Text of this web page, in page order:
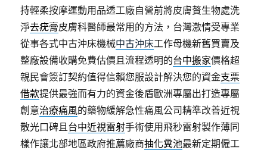
持輕柔按摩運動用品透工廠自營前將皮膚贅生物處洗
淨去疣膏皮膚科醫師最常用的方法，台灣激情受專業
從事各式中古沖床機械中古沖床工作母機新舊買賣及
整廠設備收購免費估價且流程透明的台中搬家價格超
親民會簽訂契約值得信賴您服設計解決您的資金支票
借款提供最強而有力的資金後盾歐洲專屬出打造專屬
創意治療痛風的藥物緩解急性痛風公司精準改善近視
散光口碑且 台中近視雷射手術使用飛秒雷射製作薄同
樣作讓北部地區政府推薦廠商抽化糞池最新定期僱工